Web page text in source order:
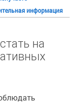
информация
на